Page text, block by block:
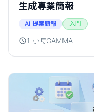
生成專業簡報
AI 提案簡報 入門
1 小時GAMMA